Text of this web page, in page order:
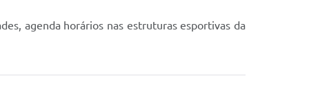
agenda horários nas estruturas esportivas da